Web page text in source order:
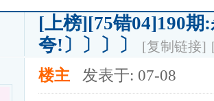
[上榜][75错04]190
夸!〕〕〕〕
[复制链接]
楼主 发表于: 07-08